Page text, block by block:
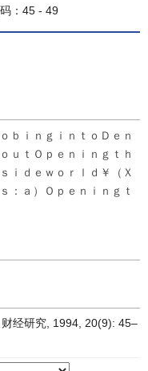
码：45 - 49
ｂｉｎｇｉｎｔｏＤｅｎ
ｕｔＯｐｅｎｉｎｇｔｈ
ｉｄｅｗｏｒｌｄ￥（Ｘ
：ａ）Ｏｐｅｎｉｎｇｔ
经研究, 1994, 20(9): 45–